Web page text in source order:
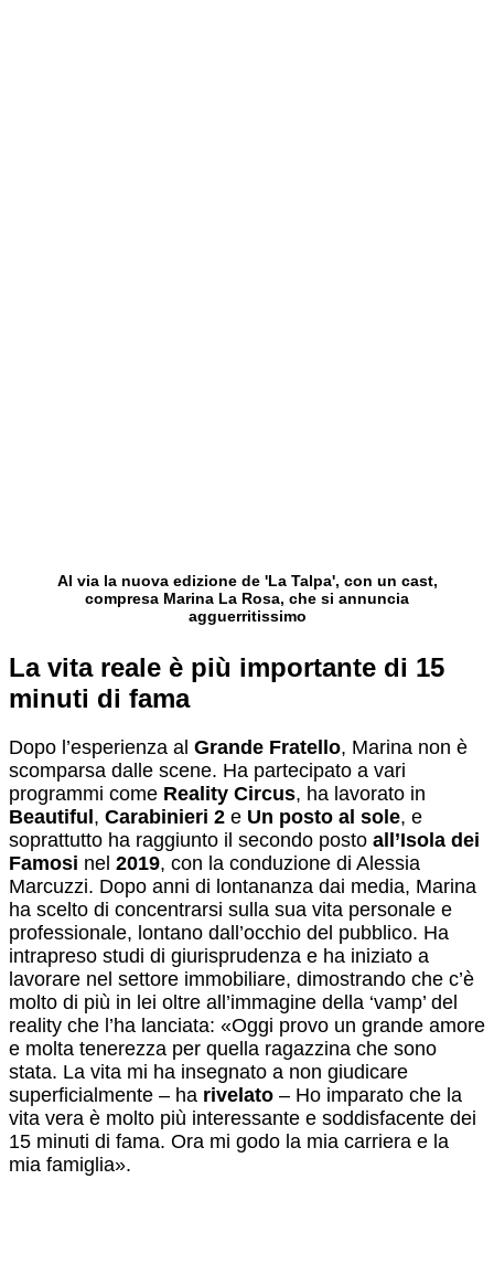
Al via la nuova edizione de 'La Talpa', con un cast,
compresa Marina La Rosa, che si annuncia
agguerritissimo
La vita reale è più importante di 15
minuti di fama
Dopo l’esperienza al Grande Fratello, Marina non è
scomparsa dalle scene. Ha partecipato a vari
programmi come Reality Circus, ha lavorato in
Beautiful, Carabinieri 2 e Un posto al sole, e
soprattutto ha raggiunto il secondo posto all’Isola dei
Famosi nel 2019, con la conduzione di Alessia
Marcuzzi. Dopo anni di lontananza dai media, Marina
ha scelto di concentrarsi sulla sua vita personale e
professionale, lontano dall’occhio del pubblico. Ha
intrapreso studi di giurisprudenza e ha iniziato a
lavorare nel settore immobiliare, dimostrando che c’è
molto di più in lei oltre all’immagine della ‘vamp’ del
reality che l’ha lanciata: «Oggi provo un grande amore
e molta tenerezza per quella ragazzina che sono
stata. La vita mi ha insegnato a non giudicare
superficialmente – ha rivelato – Ho imparato che la
vita vera è molto più interessante e soddisfacente dei
15 minuti di fama. Ora mi godo la mia carriera e la
mia famiglia».